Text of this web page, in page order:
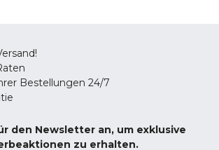
Bestellungen 24/7
den Newsletter an, um exklusive
zu erhalten.